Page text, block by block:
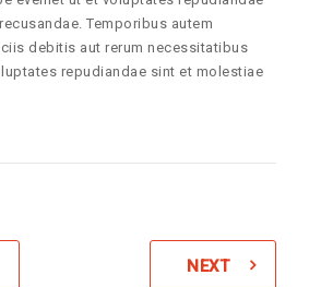
Temporibus autem
debitis aut rerum necessitatibus
repudiandae sint et molestiae
NEXT